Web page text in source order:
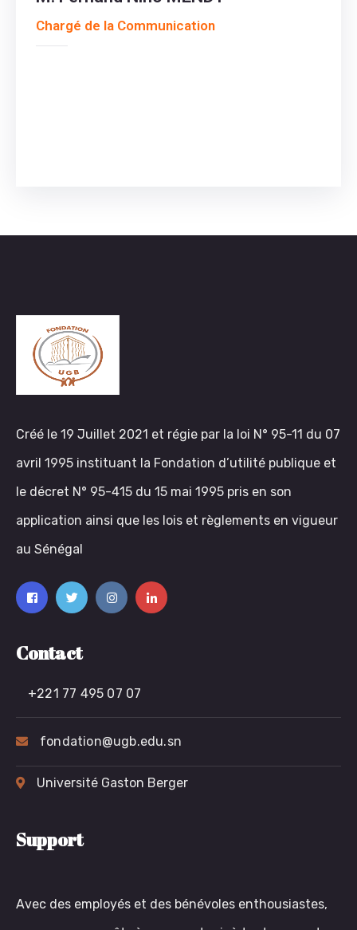
Chargé de la Communication
Créé le 19 Juillet 2021 et régie par la loi N° 95-11 du 07
avril 1995 instituant la Fondation d’utilité publique et
le décret N° 95-415 du 15 mai 1995 pris en son
application ainsi que les lois et règlements en vigueur
au Sénégal
Contact
+221 77 495 07 07
fondation@ugb.edu.sn
Université Gaston Berger
Support
Avec des employés et des bénévoles enthousiastes,